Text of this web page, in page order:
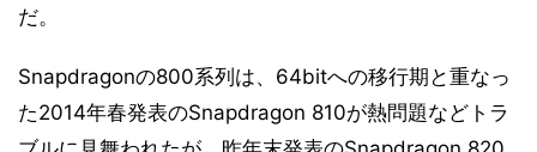
だ。
Snapdragonの800系列は、64bitへの移行期と重なっ
た2014年春発表のSnapdragon 810が熱問題などトラ